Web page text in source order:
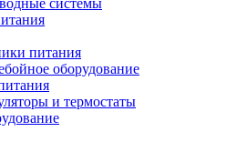
системы
питания
оборудование
и термостаты